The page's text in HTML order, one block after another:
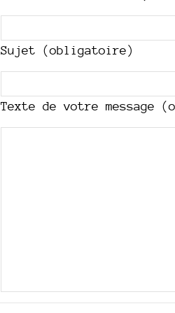
Sujet (obligatoire)
Texte de votre message